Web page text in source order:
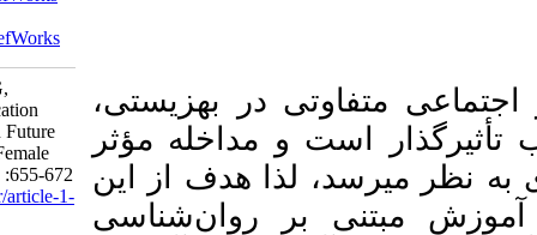
بهزیستی،
مؤثر
هدف از این
روان‌شناسی
Mendeley
Maredpour A. The effect of Education
Based on Positive Psychology on Future
Orientation and Self-Efficacy in Female
Students. armaghanj 2023; 28 (5) :655-672
URL:http://armaghanj.yums.ac.ir/article-1-
3434-fa.html